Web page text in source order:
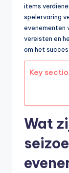
items
spelervaring
evenementen
vereisten en
om het succes
Key
Wat